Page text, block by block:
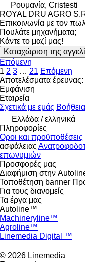
Ρουμανία, Cristesti
ROYAL DRU AGRO
Επικοινωνία με τον
Πουλάτε μηχανήματα;
Κάντε το μαζί μας!
Καταχώριση της
Επόμενη
1 2 3 … 21 Επόμενη
Αποτελέσματα έρευνας:
Εμφάνιση
Εταιρεία
Σχετικά με εμάς Βοήθεια
Ελλάδα / ελληνικά
Πληροφορίες
Όροι και προϋποθέσεις
ασφάλειας
επωνυμιών
Προσφορές μας
Διαφήμιση στην
Τοποθέτηση banner
Για τους διανομείς
Τα έργα μας
Autoline™
Machineryline™
Agroline™
Linemedia Digital ™
© 2026 Linemedia